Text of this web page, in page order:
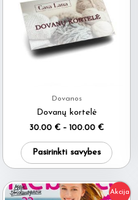
Dovanos
Dovanų kortelė
30.00 € – 100.00 €Price
30.00 €
through
100.00 €
Pasirinkti savybes
product
multiple
Akcija